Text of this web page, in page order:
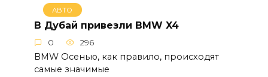
АВТО
В Дубай привезли BMW X4
0 296
BMW Осенью, как правило, происходят
самые значимые